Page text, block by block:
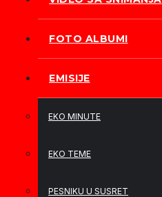
FOTO ALBUMI
EMISIJE
EKO MINUTE
EKO TEME
PESNIKU U SUSRET